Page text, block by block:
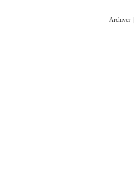
Archiver